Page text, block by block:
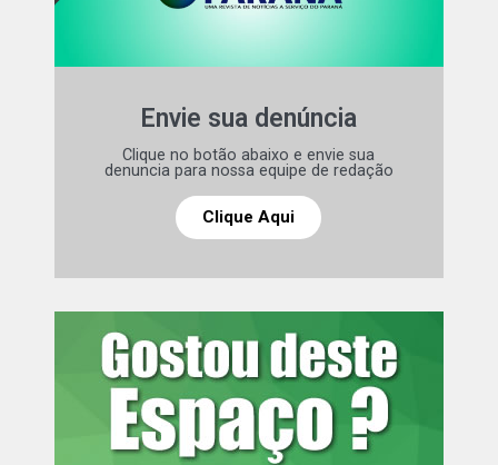
vítima pelos danos causados, inclusive morais, no
atualmente equivalente a R$ 32.420,00, a ser atualizado
Estado investe R$ 2,5
Também foi requerido o arbitramento de indenização por
dano moral coletivo no valor correspondente a 40 salários
mínimos, no momento equivalente a R$ 64.840,00, em
razão de ofensa a valores fundamentais relacionados à
igualdade, à dignidade da pessoa humana e ao combate
Envie sua denúncia
Clique no botão abaixo e envie sua
denuncia para nossa equipe de redação
Clique Aqui